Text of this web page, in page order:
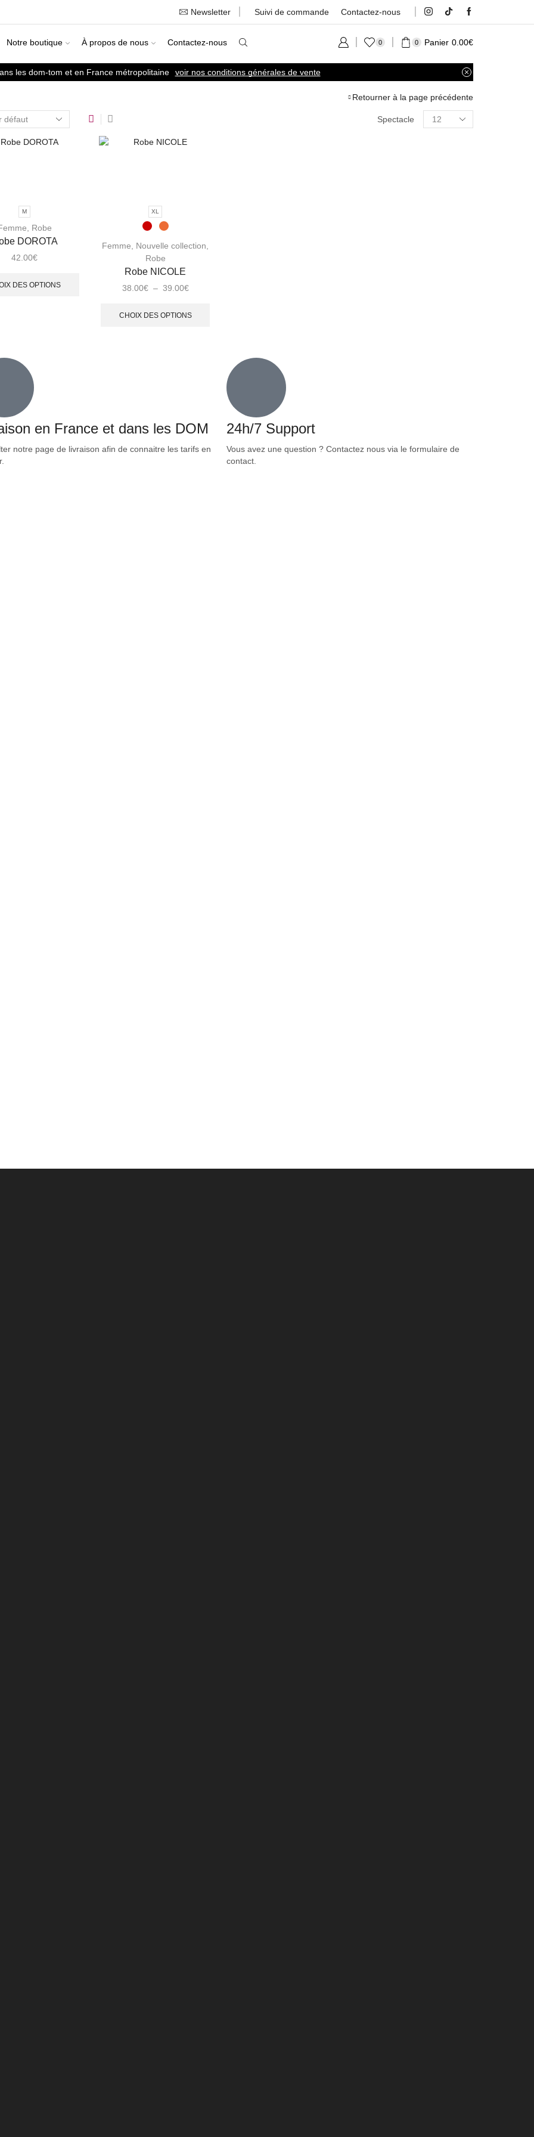
Newsletter Suivi de commande Contactez-nous
Notre boutique À propos de nous Contactez-nous 0 0 Panier 0.00€
les dom-tom et en France métropolitaine voir nos conditions générales de vente
Retourner à la page précédente
Spectacle
M
Robe
DOROTA
42.00€
DES OPTIONS
XL
Femme Nouvelle collection
Robe
Robe NICOLE
38.00€ – 39.00€
CHOIX DES OPTIONS
en France et dans les DOM
notre page de livraison afin de connaitre les tarifs en
24h/7 Support
Vous avez une question ? Contactez nous via le formulaire de
contact.